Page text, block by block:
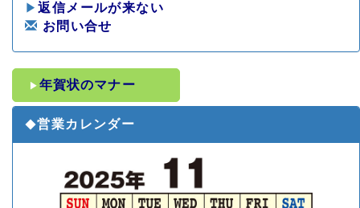
▶返信メールが来ない
お問い合せ
▶年賀状のマナー
◆営業カレンダー